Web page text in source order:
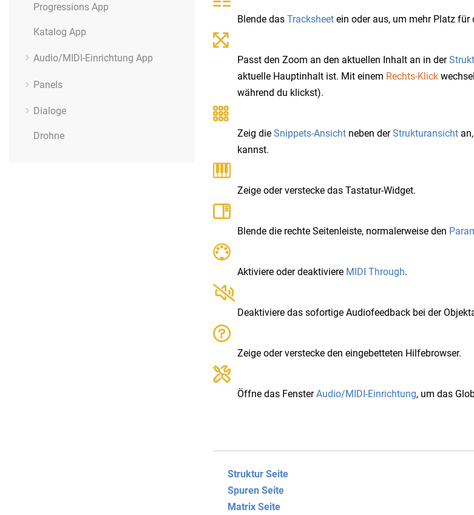
Progressions App
Katalog App
Audio/MIDI-Einrichtung App
Panels
Dialoge
Drohne
Blende das Tracksheet ein oder aus, um mehr Platz für
Passt den Zoom an den aktuellen Inhalt an in der
aktuelle Hauptinhalt ist. Mit einem Rechts-Klick
während du klickst).
Zeig die Snippets-Ansicht neben derStrukturansicht
kannst.
Zeige oder verstecke das Tastatur-Widget.
Blende die rechte Seitenleiste, normalerweise den
Aktiviere oder deaktiviere MIDI Through.
Deaktiviere das sofortige Audiofeedback bei der
Zeige oder verstecke den eingebetteten Hilfebrowser.
Öffne das FensterAudio/MIDI-Einrichtung, um das
Struktur Seite
Spuren Seite
Matrix Seite